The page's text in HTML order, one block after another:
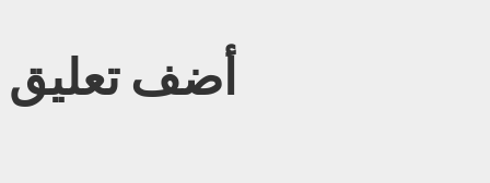
أضف تعليق